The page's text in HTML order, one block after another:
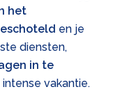
het
en je
diensten,
in te
vakantie.